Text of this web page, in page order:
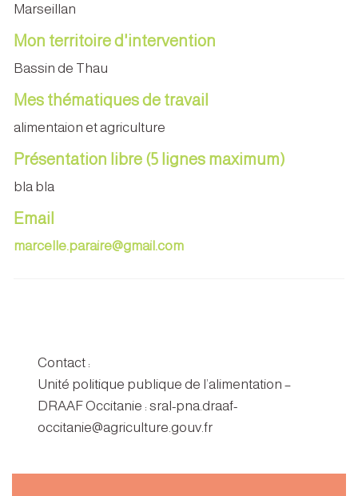
Marseillan
Mon territoire d'intervention
Bassin de Thau
Mes thématiques de travail
alimentaion et agriculture
Présentation libre (5 lignes maximum)
bla bla
Email
marcelle.paraire@gmail.com
Contact :
Unité politique publique de l’alimentation –
DRAAF Occitanie : sral-pna.draaf-
occitanie@agriculture.gouv.fr